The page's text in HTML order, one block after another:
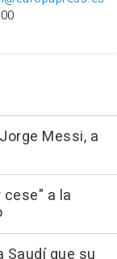
Messi, a
cese" a la
Saudí que su